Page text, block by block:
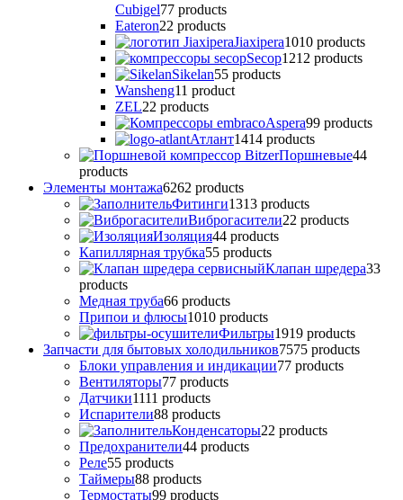
Cubigel77 products
Eateron22 products
Jiaxipera1010 products
Secop1212 products
Sikelan55 products
Wansheng11 product
ZEL22 products
Аspera99 products
Атлант1414 products
Поршневые44
products
Элементы монтажа6262 products
Фитинги1313 products
Виброгасители22 products
Изоляция44 products
Капиллярная трубка55 products
Клапан шредера33
products
Медная труба66 products
Припои и флюсы1010 products
Фильтры1919 products
Запчасти для бытовых холодильников7575 products
Блоки управления и индикации77 products
Вентиляторы77 products
Датчики1111 products
Испарители88 products
Конденсаторы22 products
Предохранители44 products
Реле55 products
Таймеры88 products
Термостаты99 products